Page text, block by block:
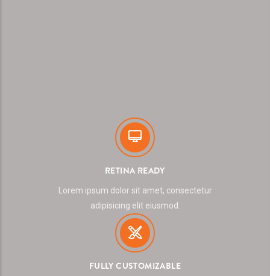
RETINA READY
Lorem ipsum dolor sit amet, consectetur
adipisicing elit eiusmod.
FULLY CUSTOMIZABLE